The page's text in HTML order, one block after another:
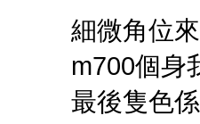
細微角位
m700個身
最後隻色